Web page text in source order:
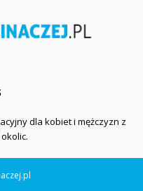
dla kobiet i mężczyzn z